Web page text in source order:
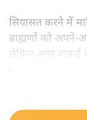
सियासत करने में
ब्राह्मणोंं को
लेकिन अगर वाक़ई में
योगी सरकार